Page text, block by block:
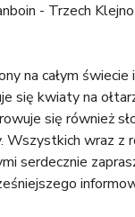
- Trzech
na całym
się kwiaty na
się również
Wszystkich wraz z
serdecznie